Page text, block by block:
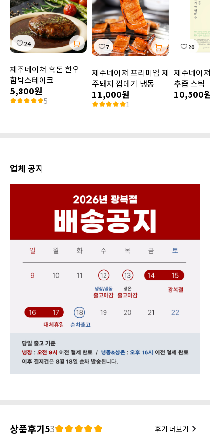
24
제주네이쳐 흑돈 한우
함박스테이크
5,800원
5
7
제주네이쳐 프리미엄 제
주돼지 껍데기 냉동
11,000원
1
20
제주네이
추즙 스틱
10,500원
업체 공지
상품후기53 후기 더보기